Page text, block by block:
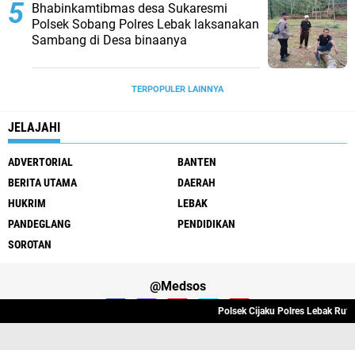
Bhabinkamtibmas desa Sukaresmi
Polsek Sobang Polres Lebak laksanakan
Sambang di Desa binaanya
TERPOPULER LAINNYA
JELAJAHI
ADVERTORIAL
BANTEN
BERITA UTAMA
DAERAH
HUKRIM
LEBAK
PANDEGLANG
PENDIDIKAN
SOROTAN
@Medsos
Polsek Cijaku Polres Lebak